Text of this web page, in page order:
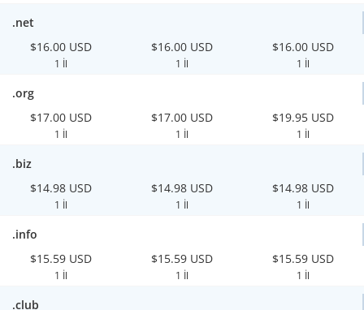
.net
$16.00 USD
1 İl
$16.00 USD
1 İl
$16.00 USD
1 İl
.org
$17.00 USD
1 İl
$17.00 USD
1 İl
$19.95 USD
1 İl
.biz
$14.98 USD
1 İl
$14.98 USD
1 İl
$14.98 USD
1 İl
.info
$15.59 USD
1 İl
$15.59 USD
1 İl
$15.59 USD
1 İl
.club